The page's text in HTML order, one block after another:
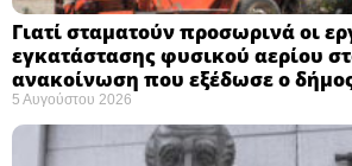
Γιατί σταματούν προσωρινά οι
εγκατάστασης φυσικού αερίου
ανακοίνωση που εξέδωσε ο
5 Αυγούστου 2026